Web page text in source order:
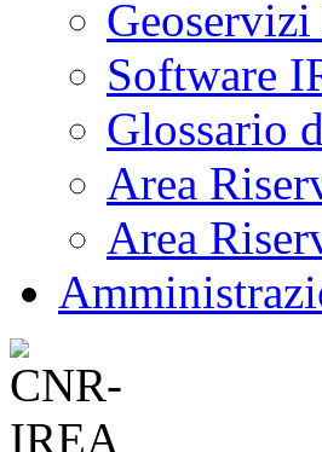
Software
Glossario
Area
Area